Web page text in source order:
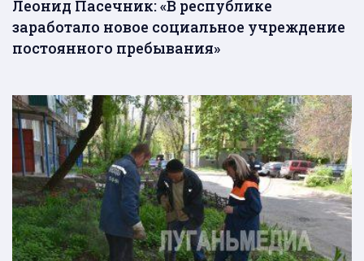
Леонид Пасечник: «В республике
заработало новое социальное учреждение
постоянного пребывания»